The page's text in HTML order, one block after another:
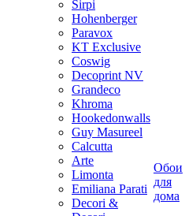
Sirpi
Hohenberger
Paravox
KT Exclusive
Coswig
Decoprint NV
Grandeco
Khroma
Hookedonwalls
Guy Masureel
Calcutta
Arte
Limonta
Emiliana Parati
Decori &
Обои
для
дома